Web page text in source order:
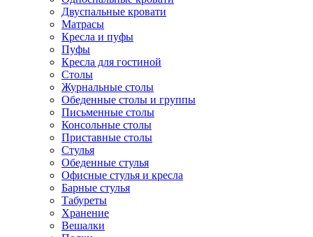
Двуспальные кровати
Матрасы
Кресла и пуфы
Пуфы
Кресла для гостиной
Столы
Журнальные столы
Обеденные столы и группы
Письменные столы
Консольные столы
Приставные столы
Стулья
Обеденные стулья
Офисные стулья и кресла
Барные стулья
Табуреты
Хранение
Вешалки